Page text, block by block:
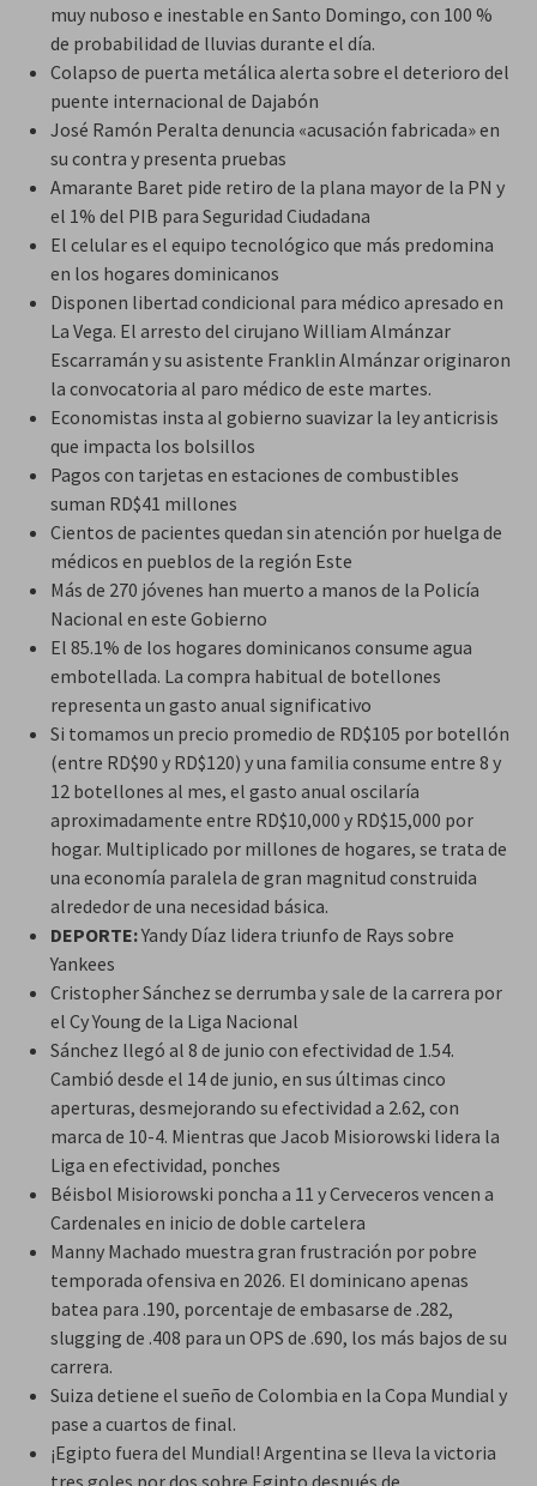
muy nuboso e inestable en Santo Domingo, con 100 %
de probabilidad de lluvias durante el día.
Colapso de puerta metálica alerta sobre el deterioro del
puente internacional de Dajabón
José Ramón Peralta denuncia «acusación fabricada» en
su contra y presenta pruebas
Amarante Baret pide retiro de la plana mayor de la PN y
el 1% del PIB para Seguridad Ciudadana
El celular es el equipo tecnológico que más predomina
en los hogares dominicanos
Disponen libertad condicional para médico apresado en
La Vega. El arresto del cirujano William Almánzar
Escarramán y su asistente Franklin Almánzar originaron
la convocatoria al paro médico de este martes.
Economistas insta al gobierno suavizar la ley anticrisis
que impacta los bolsillos
Pagos con tarjetas en estaciones de combustibles
suman RD$41 millones
Cientos de pacientes quedan sin atención por huelga de
médicos en pueblos de la región Este
Más de 270 jóvenes han muerto a manos de la Policía
Nacional en este Gobierno
El 85.1% de los hogares dominicanos consume agua
embotellada. La compra habitual de botellones
representa un gasto anual significativo
Si tomamos un precio promedio de RD$105 por botellón
(entre RD$90 y RD$120) y una familia consume entre 8 y
12 botellones al mes, el gasto anual oscilaría
aproximadamente entre RD$10,000 y RD$15,000 por
hogar. Multiplicado por millones de hogares, se trata de
una economía paralela de gran magnitud construida
alrededor de una necesidad básica.
DEPORTE:Yandy Díaz lidera triunfo de Rays sobre
Yankees
Cristopher Sánchez se derrumba y sale de la carrera por
el Cy Young de la Liga Nacional
Sánchez llegó al 8 de junio con efectividad de 1.54.
Cambió desde el 14 de junio, en sus últimas cinco
aperturas, desmejorando su efectividad a 2.62, con
marca de 10-4. Mientras que Jacob Misiorowski lidera la
Liga en efectividad, ponches
Béisbol Misiorowski poncha a 11 y Cerveceros vencen a
Cardenales en inicio de doble cartelera
Manny Machado muestra gran frustración por pobre
temporada ofensiva en 2026. El dominicano apenas
batea para .190, porcentaje de embasarse de .282,
slugging de .408 para un OPS de .690, los más bajos de su
carrera.
Suiza detiene el sueño de Colombia en la Copa Mundial y
pase a cuartos de final.
¡Egipto fuera del Mundial! Argentina se lleva la victoria